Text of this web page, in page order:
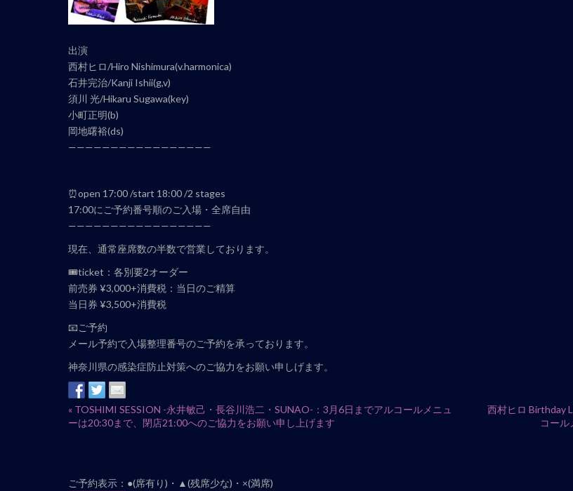
出演
西村ヒロ/Hiro Nishimura(v.harmonica)
石井完治/Kanji Ishii(g,v)
須川 光/Hikaru Sugawa(key)
小町正明(b)
岡地曙裕(ds)
—————————————————
⏰open 17:00 /start 18:00 /2 stages
17:00にご予約番号順のご入場・全席自由
—————————————————
現在、通常座席数の半数で営業しております。
🎟ticket：各別要2オーダー
前売券 ¥3,000+消費税：当日のご精算
当日券 ¥3,500+消費税
📧ご予約
メール予約で入場整理番号のご予約を承っております。
神奈川県の感染症防止対策へのご協力をお願い申しげます。
イ
ベ
ナ
«TOSHIMI SESSION -永井敏己・長谷川浩二・SUNAO-：3月6日までアルコールメニュ
ーは20:30まで、閉店21:00へのご協力をお願い申し上げます
西村ヒロ Birthday
コー
ご予約表示：●(席有り)・▲(残席少な)・×(満席)